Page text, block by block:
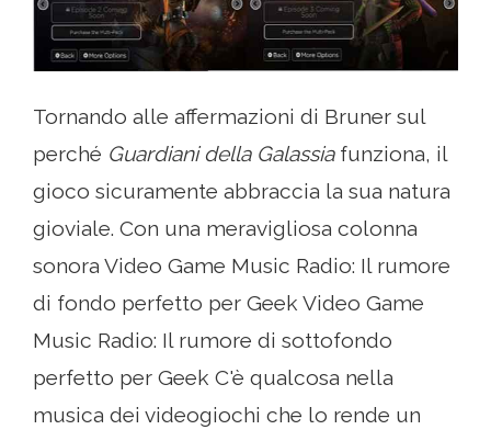
Tornando alle affermazioni di Bruner sul
perché Guardiani della Galassiafunziona, il
gioco sicuramente abbraccia la sua natura
gioviale. Con una meravigliosa colonna
sonora Video Game Music Radio: Il rumore
di fondo perfetto per Geek Video Game
Music Radio: Il rumore di sottofondo
perfetto per Geek C'è qualcosa nella
musica dei videogiochi che lo rende un